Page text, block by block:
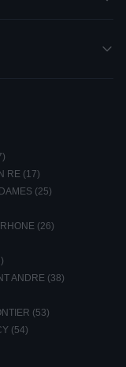
RE (17)
(25)
(26)
ANDRE (38)
(53)
(54)